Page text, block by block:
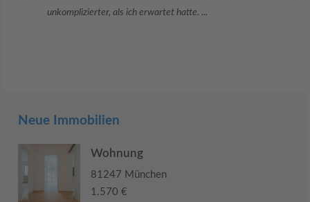
Sie war viele Monate mehr als ...
Neue Immobilien
Wohnung
81247 München
1.570 €